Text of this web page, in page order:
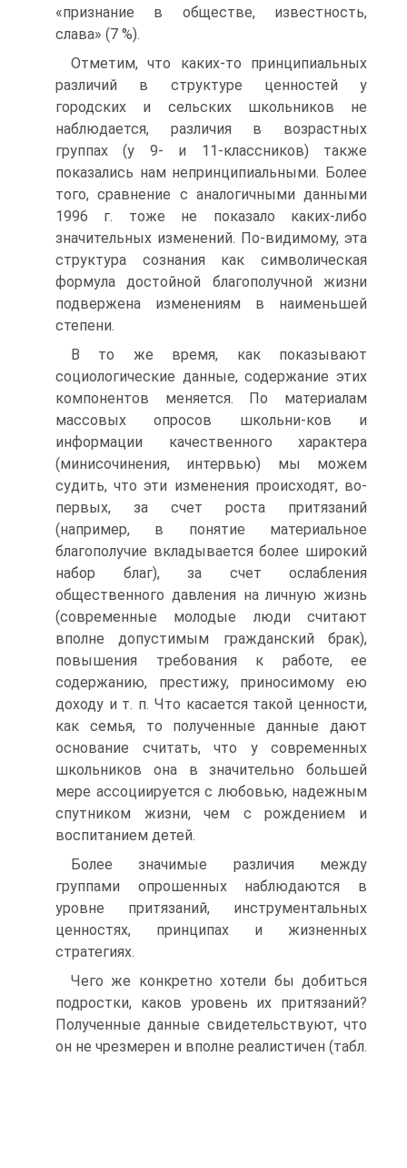
«признание в обществе, известность,
слава» (7 %).
Отметим, что каких-то принципиальных
различий в структуре ценностей у
городских и сельских школьников не
наблюдается, различия в возрастных
группах (у 9- и 11-классников) также
показались нам непринципиальными. Более
того, сравнение с аналогичными данными
1996 г. тоже не показало каких-либо
значительных изменений. По-видимому, эта
структура сознания как символическая
формула достойной благополучной жизни
подвержена изменениям в наименьшей
степени.
В то же время, как показывают
социологические данные, содержание этих
компонентов меняется. По материалам
массовых опросов школьни-ков и
информации качественного характера
(минисочинения, интервью) мы можем
судить, что эти изменения происходят, во-
первых, за счет роста притязаний
(например, в понятие материальное
благополучие вкладывается более широкий
набор благ), за счет ослабления
общественного давления на личную жизнь
(современные молодые люди считают
вполне допустимым гражданский брак),
повышения требования к работе, ее
содержанию, престижу, приносимому ею
доходу и т. п. Что касается такой ценности,
как семья, то полученные данные дают
основание считать, что у современных
школьников она в значительно большей
мере ассоциируется с любовью, надежным
спутником жизни, чем с рождением и
воспитанием детей.
Более значимые различия между
группами опрошенных наблюдаются в
уровне притязаний, инструментальных
ценностях, принципах и жизненных
стратегиях.
Чего же конкретно хотели бы добиться
подростки, каков уровень их притязаний?
Полученные данные свидетельствуют, что
он не чрезмерен и вполне реалистичен (табл.